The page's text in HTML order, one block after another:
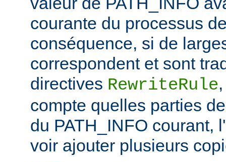
courante du processus
conséquence, si de
correspondent et sont
directives RewriteRule
compte quelles parties
du PATH_INFO courant,
voir ajouter plusieurs